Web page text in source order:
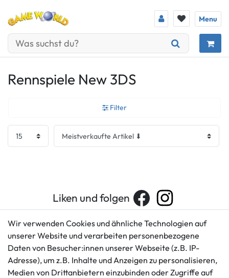
Menu
Rennspiele New 3DS
Filter
Liken und folgen
Kundenservice
+49 421 596586
Mo. - Fr. 9 - 16 Uhr
Rechtliches
AGB
Impressum
Wir verwenden Cookies und ähnliche Technologien auf
unserer Website und verarbeiten personenbezogene
Daten von Besucher:innen unserer Webseite (z.B. IP-
Adresse), um z.B. Inhalte und Anzeigen zu personalisieren,
Medien von Drittanbietern einzubinden oder Zugriffe auf